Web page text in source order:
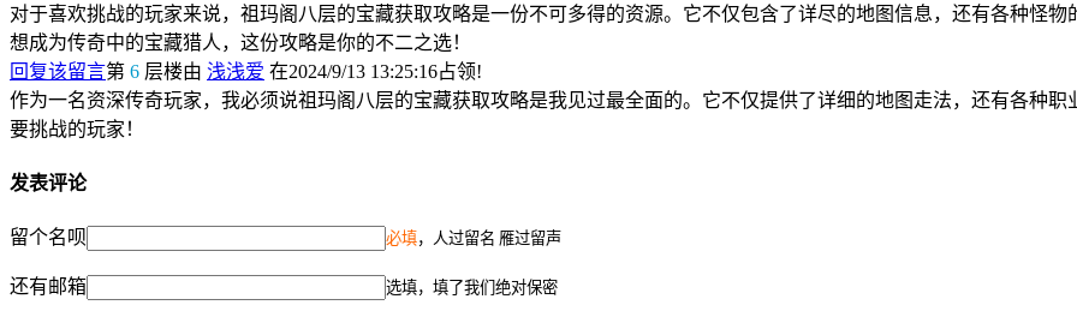
对于喜欢挑战的玩家来说，祖玛阁八层的宝藏获取攻略是一份不可多得的资源。它不仅包含了详尽的地图信息，还有各种怪
想成为传奇中的宝藏猎人，这份攻略是你的不二之选！
回复该留言第 6 层楼由 浅浅爱 在2024/9/13 13:25:16占领!
作为一名资深传奇玩家，我必须说祖玛阁八层的宝藏获取攻略是我见过最全面的。它不仅提供了详细的地图走法，还有各种
要挑战的玩家！
发表评论
留个名呗 必填，人过留名 雁过留声
还有邮箱 选填，填了我们绝对保密